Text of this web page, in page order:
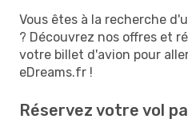
Vous êtes à la recherche
? Découvrez nos offres et
votre billet d'avion pour
eDreams.fr !
Réservez votre vol